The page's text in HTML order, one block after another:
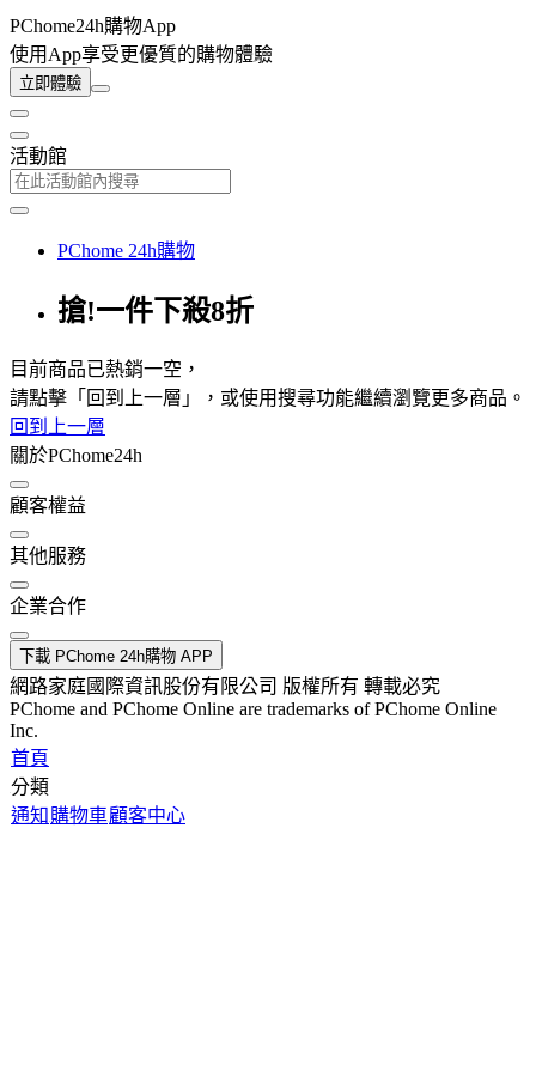
PChome24h購物App
使用App享受更優質的購物體驗
立即體驗
活動館
PChome 24h購物
搶!一件下殺8折
目前商品已熱銷一空，
請點擊「回到上一層」，或使用搜尋功能繼續瀏覽更多商品。
回到上一層
關於PChome24h
顧客權益
其他服務
企業合作
下載 PChome 24h購物 APP
網路家庭國際資訊股份有限公司 版權所有 轉載必究
PChome and PChome Online are trademarks of PChome Online
Inc.
首頁
分類
通知 購物車顧客中心